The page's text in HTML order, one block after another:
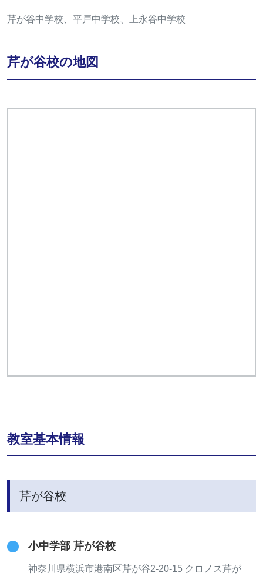
芹が谷中学校、平戸中学校、上永谷中学校
芹が谷校の地図
教室基本情報
芹が谷校
小中学部 芹が谷校
神奈川県横浜市港南区芹が谷2-20-15 クロノス芹が